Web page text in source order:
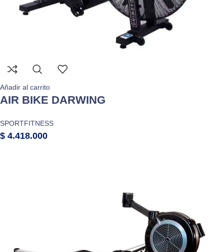
Añadir al carrito
AIR BIKE DARWING
SPORTFITNESS
$ 4.418.000